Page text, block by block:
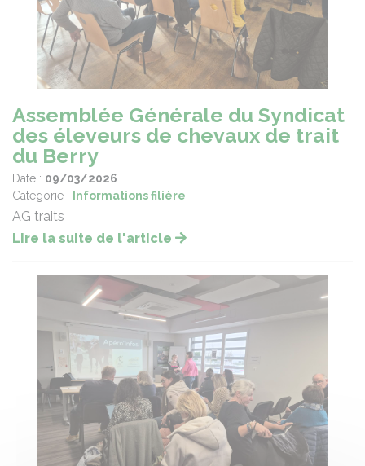
Assemblée Générale du Syndicat
des éleveurs de chevaux de trait
du Berry
Date : 09/03/2026
Catégorie :
Informations filière
AG traits
Lire la suite de l'article